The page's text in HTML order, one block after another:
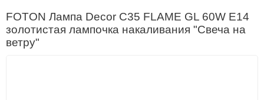
FOTON Лампа Decor C35 FLAME GL 60W E14
золотистая лампочка накаливания "Свеча на
ветру"